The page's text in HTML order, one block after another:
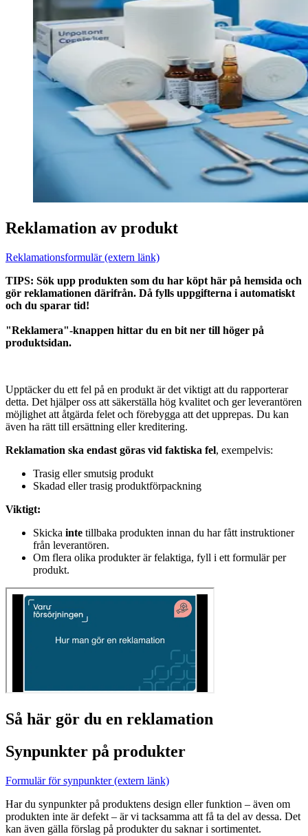
Reklamation av produkt
Reklamationsformulär (extern länk)
TIPS: Sök upp produkten som du har köpt här på hemsida och
gör reklamationen därifrån. Då fylls uppgifterna i automatiskt
och du sparar tid!
"Reklamera"-knappen hittar du en bit ner till höger på
produktsidan.
Upptäcker du ett fel på en produkt är det viktigt att du rapporterar
detta. Det hjälper oss att säkerställa hög kvalitet och ger leverantören
möjlighet att åtgärda felet och förebygga att det upprepas. Du kan
även ha rätt till ersättning eller kreditering.
Reklamation ska endast göras vid faktiska fel, exempelvis:
Trasig eller smutsig produkt
Skadad eller trasig produktförpackning
Viktigt:
Skicka inte tillbaka produkten innan du har fått instruktioner
från leverantören.
Om flera olika produkter är felaktiga, fyll i ett formulär per
produkt.
Så här gör du en reklamation
Synpunkter på produkter
Formulär för synpunkter (extern länk)
Har du synpunkter på produktens design eller funktion – även om
produkten inte är defekt – är vi tacksamma att få ta del av dessa. Det
kan även gälla förslag på produkter du saknar i sortimentet.